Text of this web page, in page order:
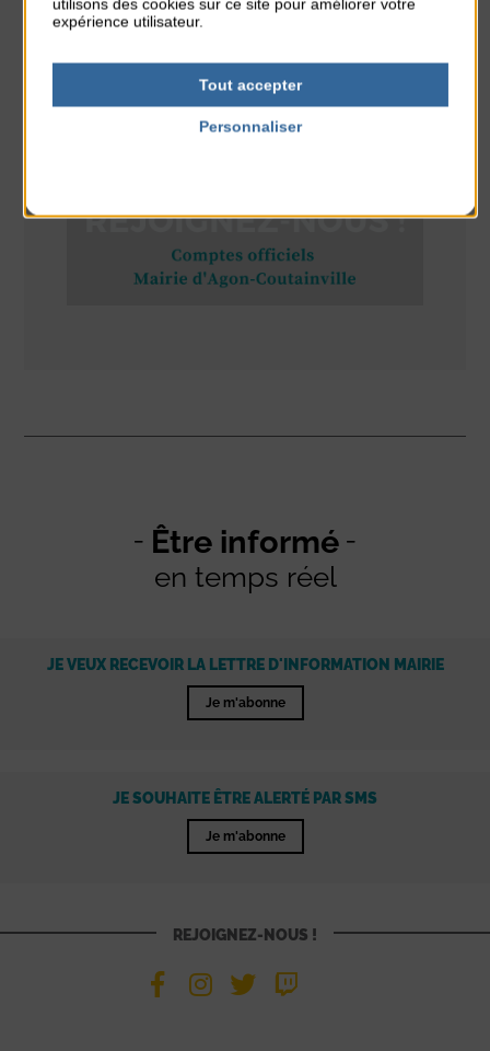
Place du Général de Gaulle
Être informé
en temps réel
JE VEUX RECEVOIR LA LETTRE D'INFORMATION MAIRIE
Je m'abonne
JE SOUHAITE ÊTRE ALERTÉ PAR SMS
Je m'abonne
REJOIGNEZ-NOUS !
utilisons des cookies sur ce site pour améliorer votre
expérience utilisateur.
Tout accepter
Personnaliser